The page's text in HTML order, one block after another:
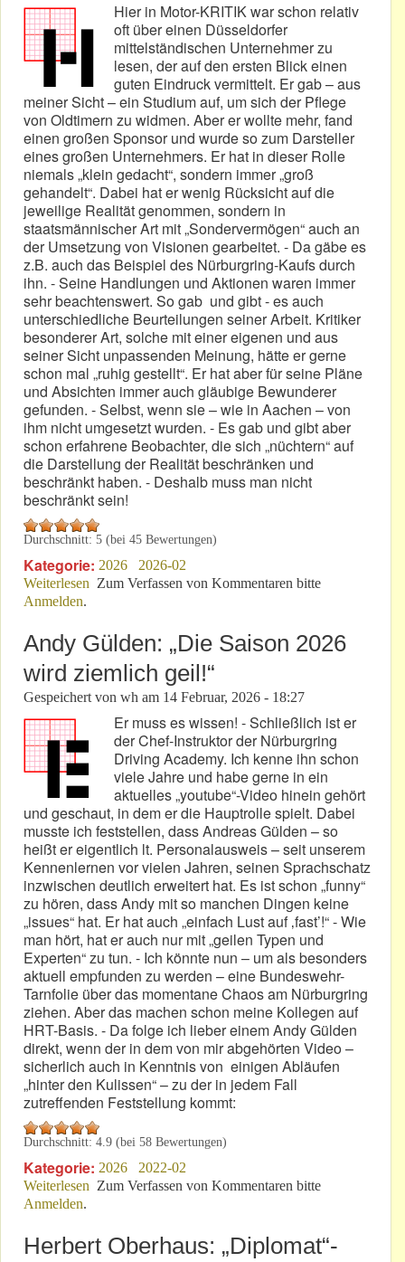
Hier in Motor-KRITIK war schon relativ
oft über einen Düsseldorfer
mittelständischen Unternehmer zu
lesen, der auf den ersten Blick einen
guten Eindruck vermittelt. Er gab – aus
meiner Sicht – ein Studium auf, um sich der Pflege
von Oldtimern zu widmen. Aber er wollte mehr, fand
einen großen Sponsor und wurde so zum Darsteller
eines großen Unternehmers. Er hat in dieser Rolle
niemals „klein gedacht“, sondern immer „groß
gehandelt“. Dabei hat er wenig Rücksicht auf die
jeweilige Realität genommen, sondern in
staatsmännischer Art mit „Sondervermögen“ auch an
der Umsetzung von Visionen gearbeitet. - Da gäbe es
z.B. auch das Beispiel des Nürburgring-Kaufs durch
ihn. - Seine Handlungen und Aktionen waren immer
sehr beachtenswert. So gab und gibt - es auch
unterschiedliche Beurteilungen seiner Arbeit. Kritiker
besonderer Art, solche mit einer eigenen und aus
seiner Sicht unpassenden Meinung, hätte er gerne
schon mal „ruhig gestellt“. Er hat aber für seine Pläne
und Absichten immer auch gläubige Bewunderer
gefunden. - Selbst, wenn sie – wie in Aachen – von
ihm nicht umgesetzt wurden. - Es gab und gibt aber
schon erfahrene Beobachter, die sich „nüchtern“ auf
die Darstellung der Realität beschränken und
beschränkt haben. - Deshalb muss man nicht
beschränkt sein!
Durchschnitt: 5 (bei 45 Bewertungen)
Kategorie: 2026
2026-02
Weiterlesen über Ein Kunstkritiker beschreibt einen
Zum Verfassen von Kommentaren bitte
Anmelden.
Andy Gülden: „Die Saison 2026
wird ziemlich geil!“
Gespeichert von wh am 14 Februar, 2026 - 18:27
Er muss es wissen! - Schließlich ist er
der Chef-Instruktor der Nürburgring
Driving Academy. Ich kenne ihn schon
viele Jahre und habe gerne in ein
aktuelles „youtube“-Video hinein gehört
und geschaut, in dem er die Hauptrolle spielt. Dabei
musste ich feststellen, dass Andreas Gülden – so
heißt er eigentlich lt. Personalausweis – seit unserem
Kennenlernen vor vielen Jahren, seinen Sprachschatz
inzwischen deutlich erweitert hat. Es ist schon „funny“
zu hören, dass Andy mit so manchen Dingen keine
„issues“ hat. Er hat auch „einfach Lust auf ‚fast’!“ - Wie
man hört, hat er auch nur mit „geilen Typen und
Experten“ zu tun. - Ich könnte nun – um als besonders
aktuell empfunden zu werden – eine Bundeswehr-
Tarnfolie über das momentane Chaos am Nürburgring
ziehen. Aber das machen schon meine Kollegen auf
HRT-Basis. - Da folge ich lieber einem Andy Gülden
direkt, wenn der in dem von mir abgehörten Video –
sicherlich auch in Kenntnis von einigen Abläufen
„hinter den Kulissen“ – zu der in jedem Fall
zutreffenden Feststellung kommt:
Durchschnitt: 4.9 (bei 58 Bewertungen)
Kategorie: 2026
2022-02
Weiterlesen über Andy Gülden: „Die Saison 2026 wird ziemlich
Zum Verfassen von Kommentaren bitte
Anmelden.
Herbert Oberhaus: „Diplomat“-